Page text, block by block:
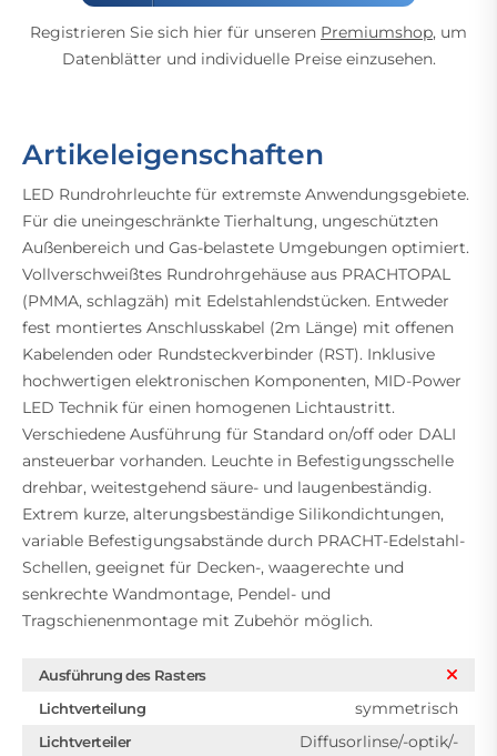
Registrieren Sie sich hier für unseren Premiumshop, um
Datenblätter und individuelle Preise einzusehen.
Artikeleigenschaften
LED Rundrohrleuchte für extremste Anwendungsgebiete.
Für die uneingeschränkte Tierhaltung, ungeschützten
Außenbereich und Gas-belastete Umgebungen optimiert.
Vollverschweißtes Rundrohrgehäuse aus PRACHTOPAL
(PMMA, schlagzäh) mit Edelstahlendstücken. Entweder
fest montiertes Anschlusskabel (2m Länge) mit offenen
Kabelenden oder Rundsteckverbinder (RST). Inklusive
hochwertigen elektronischen Komponenten, MID-Power
LED Technik für einen homogenen Lichtaustritt.
Verschiedene Ausführung für Standard on/off oder DALI
ansteuerbar vorhanden. Leuchte in Befestigungsschelle
drehbar, weitestgehend säure- und laugenbeständig.
Extrem kurze, alterungsbeständige Silikondichtungen,
variable Befestigungsabstände durch PRACHT-Edelstahl-
Schellen, geeignet für Decken-, waagerechte und
senkrechte Wandmontage, Pendel- und
Tragschienenmontage mit Zubehör möglich.
Ausführung des Rasters
Lichtverteilung
symmetrisch
Lichtverteiler
Diffusorlinse/-optik/-